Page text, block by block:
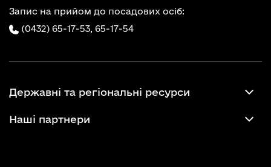
Запис на прийом до посадових осіб:
(0432) 65-17-53, 65-17-54
Державні та регіональні ресурси
Наші партнери